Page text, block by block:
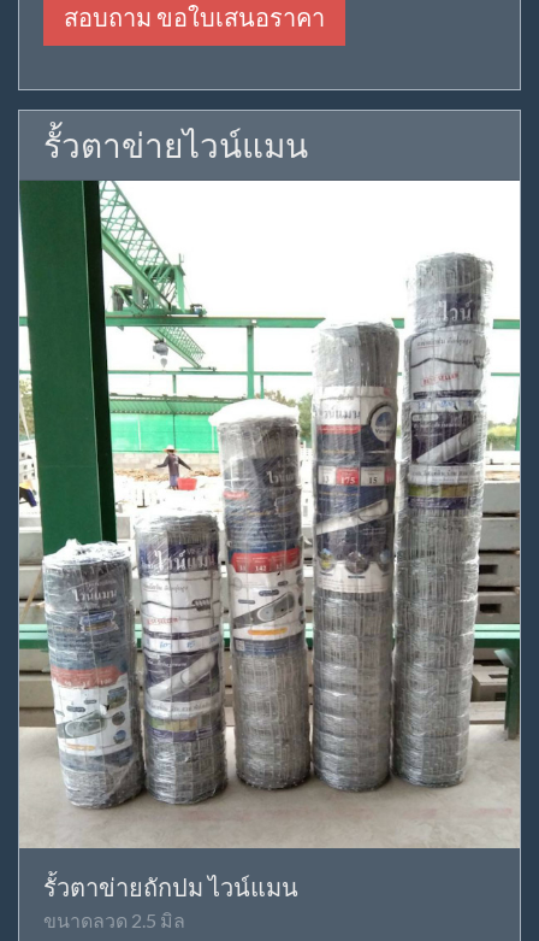
สอบถาม ขอใบเสนอราคา
รั้วตาข่ายไวน์แมน
รั้วตาข่ายถักปม ไวน์แมน
ขนาดลวด 2.5 มิล